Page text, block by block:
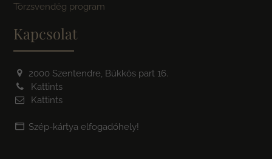
Törzsvendég program
Kapcsolat
2000 Szentendre, Bükkös part 16.
Kattints
Kattints
Szép-kártya elfogadóhely!